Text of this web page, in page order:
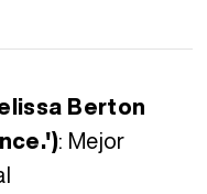
Berton
: Mejor